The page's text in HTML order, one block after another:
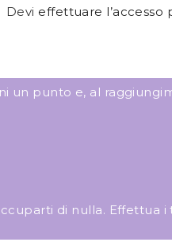
Devi effettuare l’accesso
un punto e, al
di nulla. Effettua i